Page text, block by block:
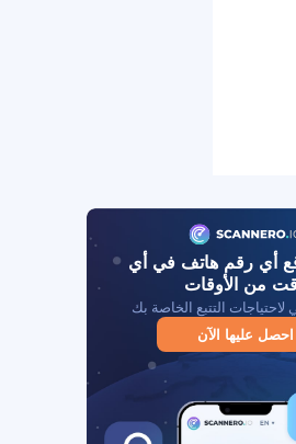
أي رقم هاتف في أي
من الأوقات
لاحتياجات التتبع الخاصة بك
احصل عليها الآن